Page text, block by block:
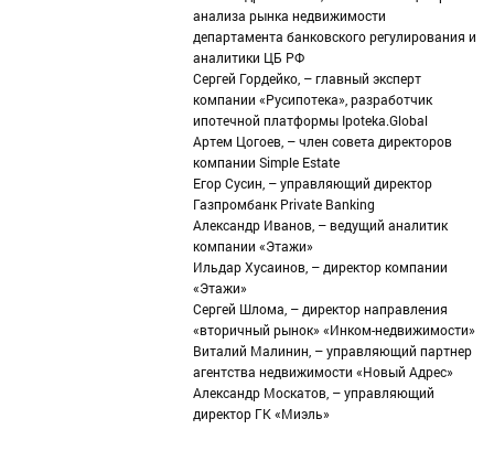
анализа рынка недвижимости
департамента банковского регулирования и
аналитики ЦБ РФ
Сергей Гордейко, – главный эксперт
компании «Русипотека», разработчик
ипотечной платформы Ipoteka.Global
Артем Цогоев, – член совета директоров
компании Simple Estate
Егор Сусин, – управляющий директор
Газпромбанк Private Banking
Александр Иванов, – ведущий аналитик
компании «Этажи»
Ильдар Хусаинов, – директор компании
«Этажи»
Сергей Шлома, – директор направления
«вторичный рынок» «Инком-недвижимости»
Виталий Малинин, – управляющий партнер
агентства недвижимости «Новый Адрес»
Александр Москатов, – управляющий
директор ГК «Миэль»